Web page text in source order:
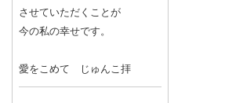
させていただくことが
今の私の幸せです。
愛をこめて じゅんこ拝